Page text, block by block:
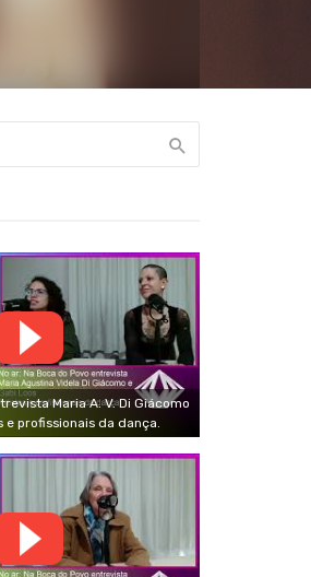
Maria A. V. Di Giácomo
e profissionais da dança.